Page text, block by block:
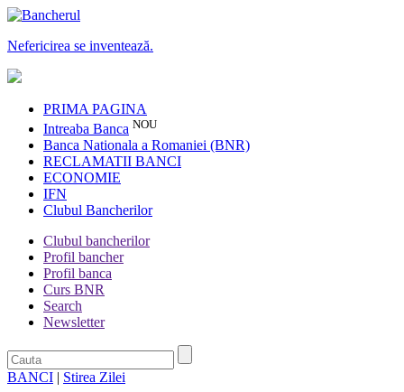
Nefericirea se inventează.
PRIMA PAGINA
Intreaba Banca NOU
Banca Nationala a Romaniei (BNR)
RECLAMATII BANCI
ECONOMIE
IFN
Clubul Bancherilor
Clubul bancherilor
Profil bancher
Profil banca
Curs BNR
Search
Newsletter
BANCI | Stirea Zilei